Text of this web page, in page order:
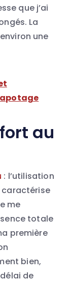
que j’ai
La
une
au
: l’utilisation
caractérise
me
totale
première
bien,
de